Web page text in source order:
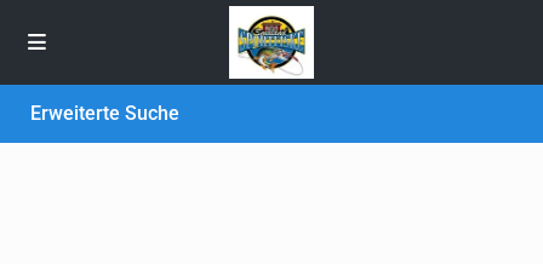
Erweiterte Suche